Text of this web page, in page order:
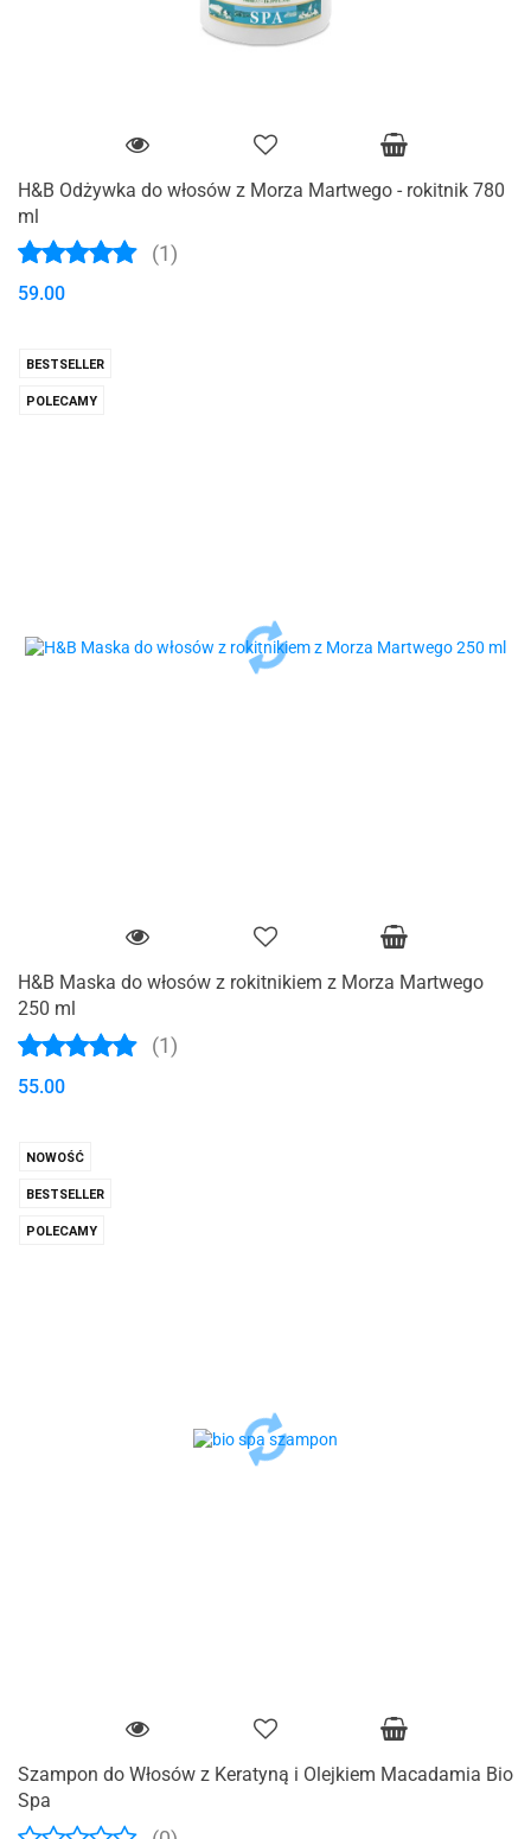
H&B Odżywka do włosów z Morza Martwego - rokitnik 780
ml
(1)
59.00
BESTSELLER
POLECAMY
H&B Maska do włosów z rokitnikiem z Morza Martwego
250 ml
(1)
55.00
NOWOŚĆ
BESTSELLER
POLECAMY
Szampon do Włosów z Keratyną i Olejkiem Macadamia Bio
Spa